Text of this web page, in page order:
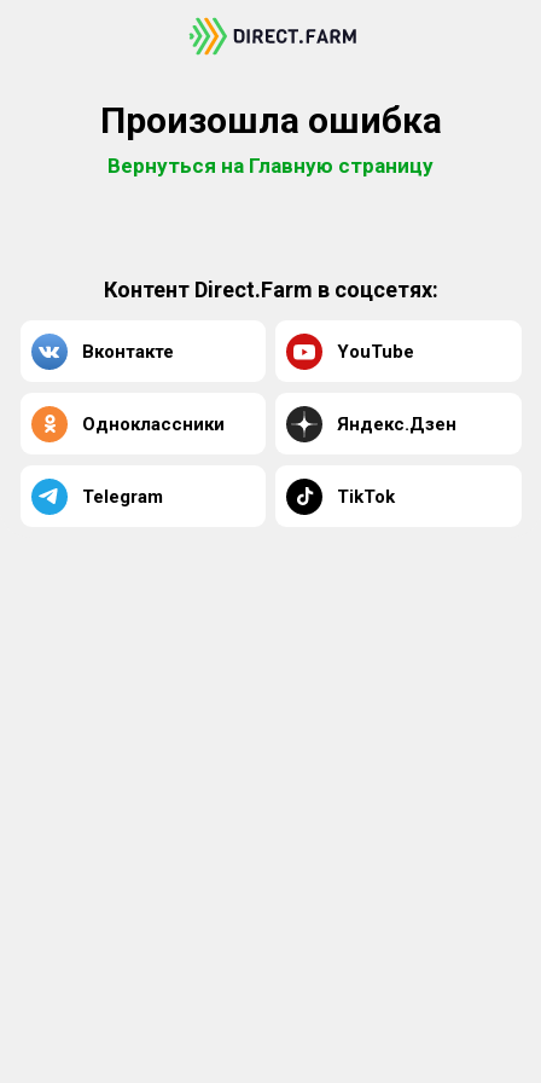
Произошла ошибка
Вернуться на Главную страницу
Контент Direct.Farm в соцсетях:
Вконтакте YouTube
Одноклассники Яндекс.Дзен
Telegram TikTok